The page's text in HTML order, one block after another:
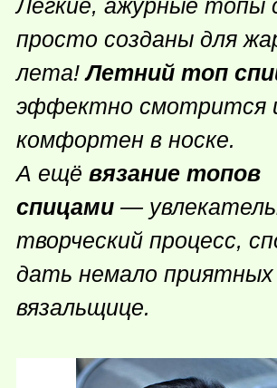
Лёгкие, ажурные топы
просто созданы для
лета!Летний топ
эффектно смотрится
комфортен в носке.
А ещё вязание топов
спицами —
творческий процесс,
дать немало
вязальщице.